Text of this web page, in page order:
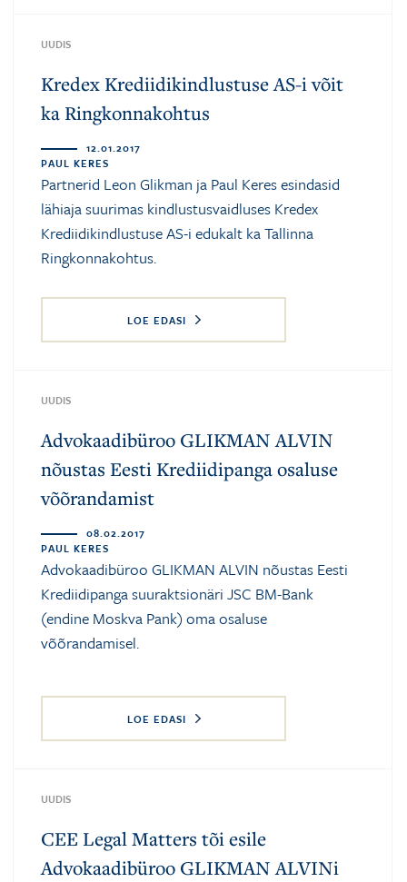
UUDIS
Kredex Krediidikindlustuse AS-i võit
ka Ringkonnakohtus
12.01.2017
PAUL KERES
Partnerid Leon Glikman ja Paul Keres esindasid
lähiaja suurimas kindlustusvaidluses Kredex
Krediidikindlustuse AS-i edukalt ka Tallinna
Ringkonnakohtus.
LOE EDASI
UUDIS
Advokaadibüroo GLIKMAN ALVIN
nõustas Eesti Krediidipanga osaluse
võõrandamist
08.02.2017
PAUL KERES
Advokaadibüroo GLIKMAN ALVIN nõustas Eesti
Krediidipanga suuraktsionäri JSC BM-Bank
(endine Moskva Pank) oma osaluse
võõrandamisel.
LOE EDASI
UUDIS
CEE Legal Matters tõi esile
Advokaadibüroo GLIKMAN ALVINi